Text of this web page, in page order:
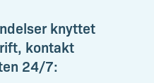
knyttet
kontakt
24/7: